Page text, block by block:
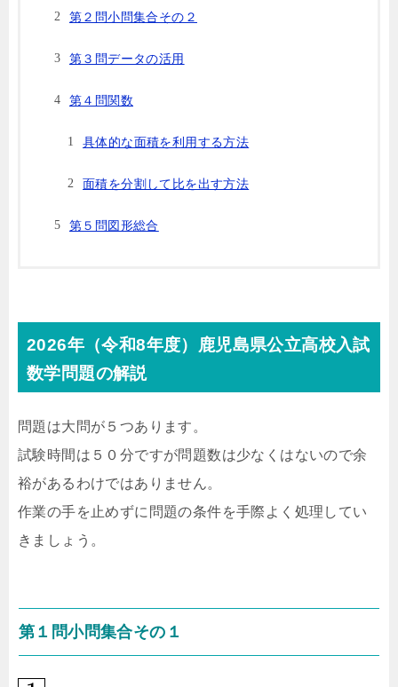
第２問小問集合その２
第３問データの活用
第４問関数
具体的な面積を利用する方法
面積を分割して比を出す方法
第５問図形総合
2026年（令和8年度）鹿児島県公立高校入試
数学問題の解説
問題は大問が５つあります。
試験時間は５０分ですが問題数は少なくはないので余
裕があるわけではありません。
作業の手を止めずに問題の条件を手際よく処理してい
きましょう。
第１問小問集合その１